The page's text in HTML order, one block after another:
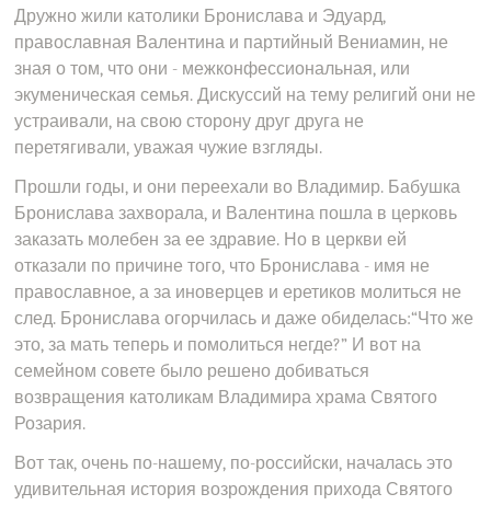
Дружно жили католики Бронислава и Эдуард,
православная Валентина и партийный Вениамин, не
зная о том, что они - межконфессиональная, или
экуменическая семья. Дискуссий на тему религий они не
устраивали, на свою сторону друг друга не
перетягивали, уважая чужие взгляды.
Прошли годы, и они переехали во Владимир. Бабушка
Бронислава захворала, и Валентина пошла в церковь
заказать молебен за ее здравие. Но в церкви ей
отказали по причине того, что Бронислава - имя не
православное, а за иноверцев и еретиков молиться не
след. Бронислава огорчилась и даже обиделась:“Что же
это, за мать теперь и помолиться негде?” И вот на
семейном совете было решено добиваться
возвращения католикам Владимира храма Святого
Розария.
Вот так, очень по-нашему, по-российски, началась это
удивительная история возрождения прихода Святого